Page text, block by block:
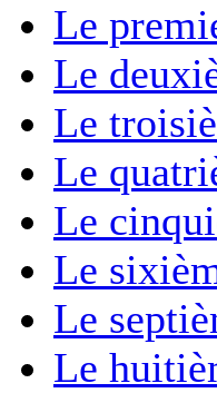
Le
Le
Le
Le
Le
Le
Le
Le